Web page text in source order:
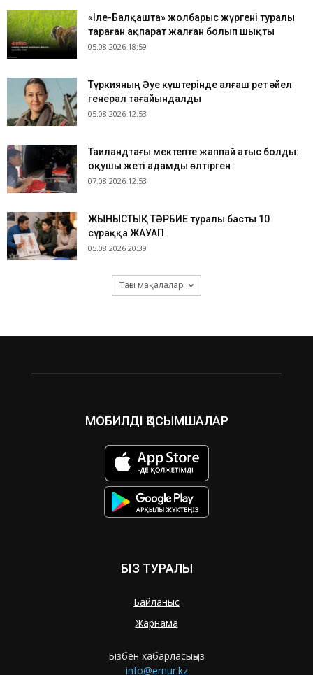
«Іле-Балқашта» жолбарыс жүргені туралы
тараған ақпарат жалған болып шықты
05.08.2026 18:59
Түркияның Әуе күштерінде алғаш рет әйел
генерал тағайындалды
05.08.2026 12:53
Таиландтағы мектепте жаппай атыс болды:
оқушы жеті адамды өлтірген
07.08.2026 12:53
ЖЫНЫСТЫҚ ТӘРБИЕ туралы басты 10
сұраққа ЖАУАП
05.08.2026 20:39
Тағы мақалалар
МОБИЛДІ ҚОСЫМШАЛАР
БІЗ ТУРАЛЫ
Байланыс
Жарнама
Бізбен хабарласыңыз
info@ernur.kz